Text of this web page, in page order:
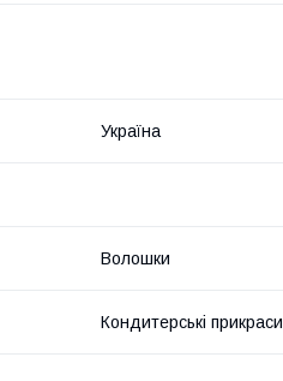
Україна
Волошки
Кондитерські прикраси